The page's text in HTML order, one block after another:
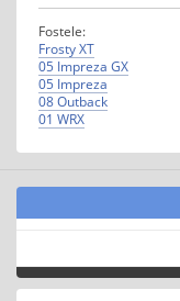
Fostele:
Frosty XT
05 Impreza GX
05 Impreza
08 Outback
01 WRX